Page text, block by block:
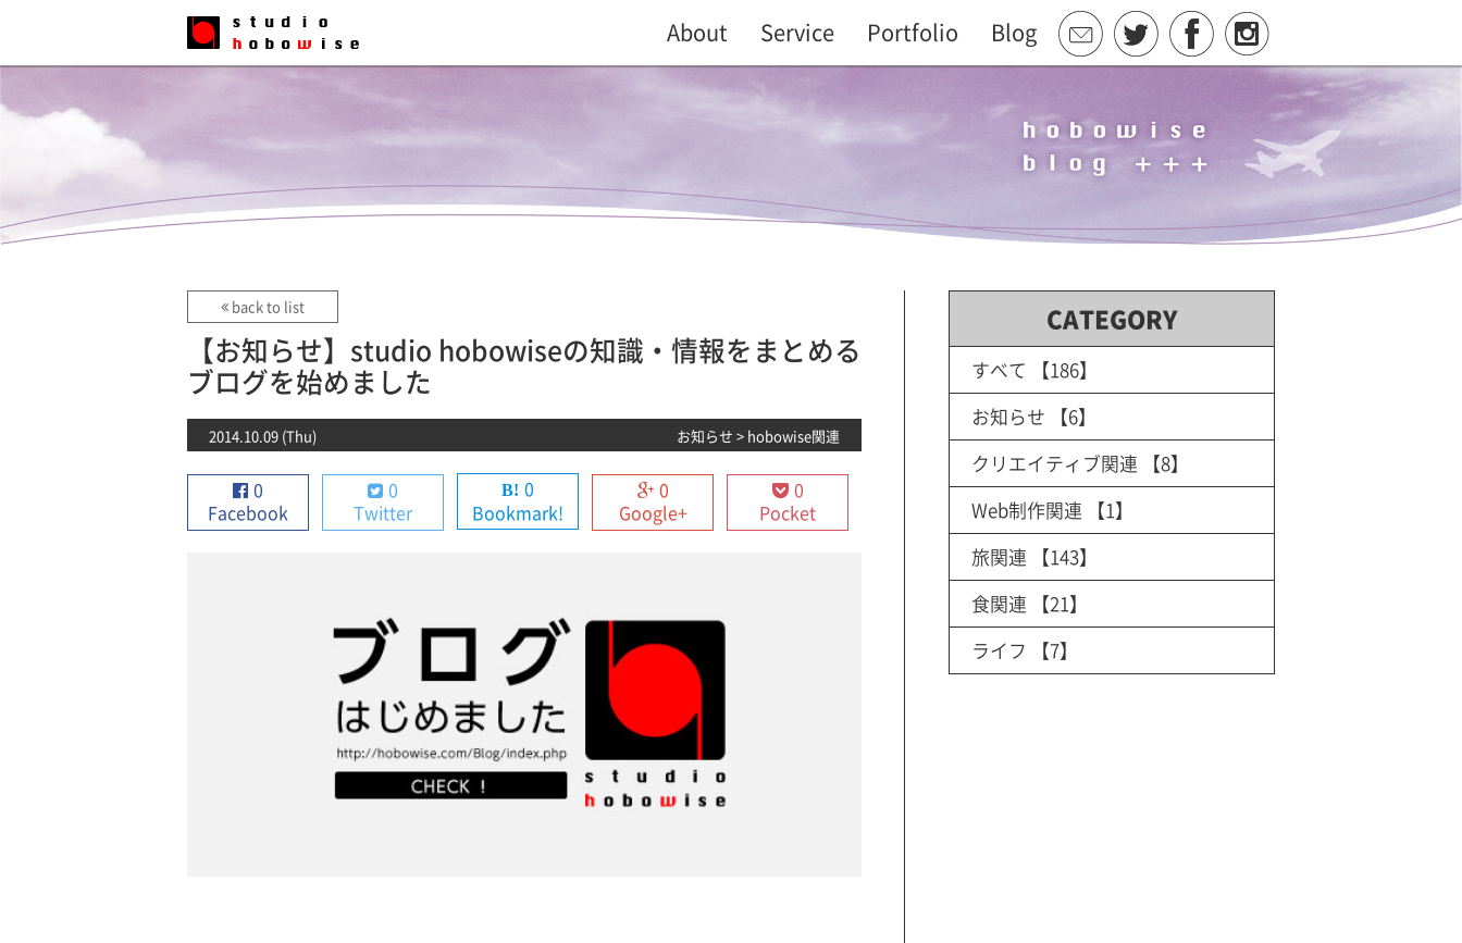
About Service Portfolio Blog
back to list
【お知らせ】studio hobowiseの知識・情報をまとめる
ブログを始めました
2014.10.09 (Thu) お知らせ > hobowise関連
0
Facebook
0
Twitter
0
Bookmark!
0
Google+
0
Pocket
CATEGORY
すべて 【186】
お知らせ 【6】
クリエイティブ関連 【8】
Web制作関連 【1】
旅関連 【143】
食関連 【21】
ライフ 【7】